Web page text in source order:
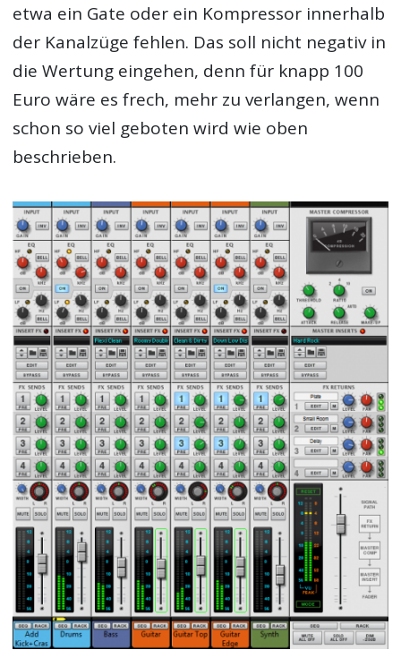
etwa ein Gate oder ein Kompressor innerhalb
der Kanalzüge fehlen. Das soll nicht negativ in
die Wertung eingehen, denn für knapp 100
Euro wäre es frech, mehr zu verlangen, wenn
schon so viel geboten wird wie oben
beschrieben.